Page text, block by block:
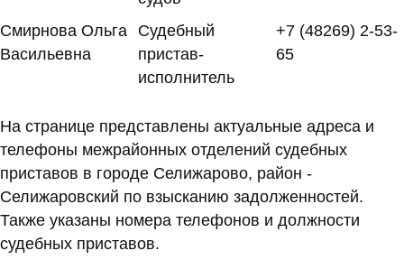
Смирнова Ольга
Васильевна
Судебный
пристав-
исполнитель
+7 (48269) 2-53-
65
На странице представлены актуальные адреса и
телефоны межрайонных отделений судебных
приставов в городе Селижарово, район -
Селижаровский по взысканию задолженностей.
Также указаны номера телефонов и должности
судебных приставов.